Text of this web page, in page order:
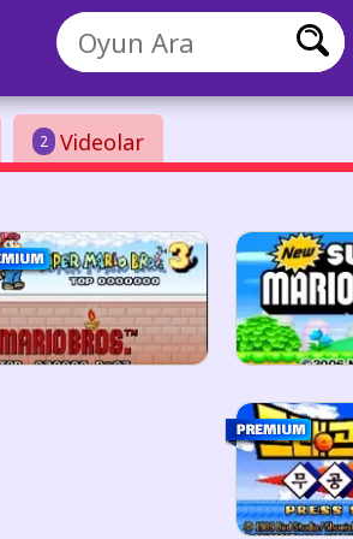
2 Videolar